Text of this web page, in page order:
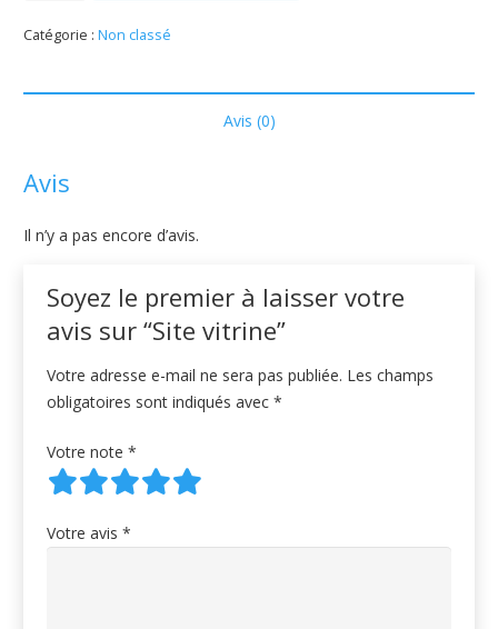
vitrine
Catégorie : Non classé
Avis (0)
Avis
Il n’y a pas encore d’avis.
Soyez le premier à laisser votre
avis sur “Site vitrine”
Votre adresse e-mail ne sera pas publiée. Les champs
obligatoires sont indiqués avec *
Votre note *
Votre avis *